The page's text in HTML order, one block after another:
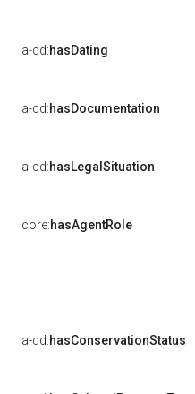
a-cd:hasDating
a-cd:hasDocumentation
a-cd:hasLegalSituation
core:hasAgentRole
a-dd:hasConservationStatus